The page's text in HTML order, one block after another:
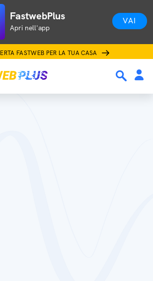
FastwebPlus
Apri nell'app
VAI
FASTWEB PER LA TUA CASA